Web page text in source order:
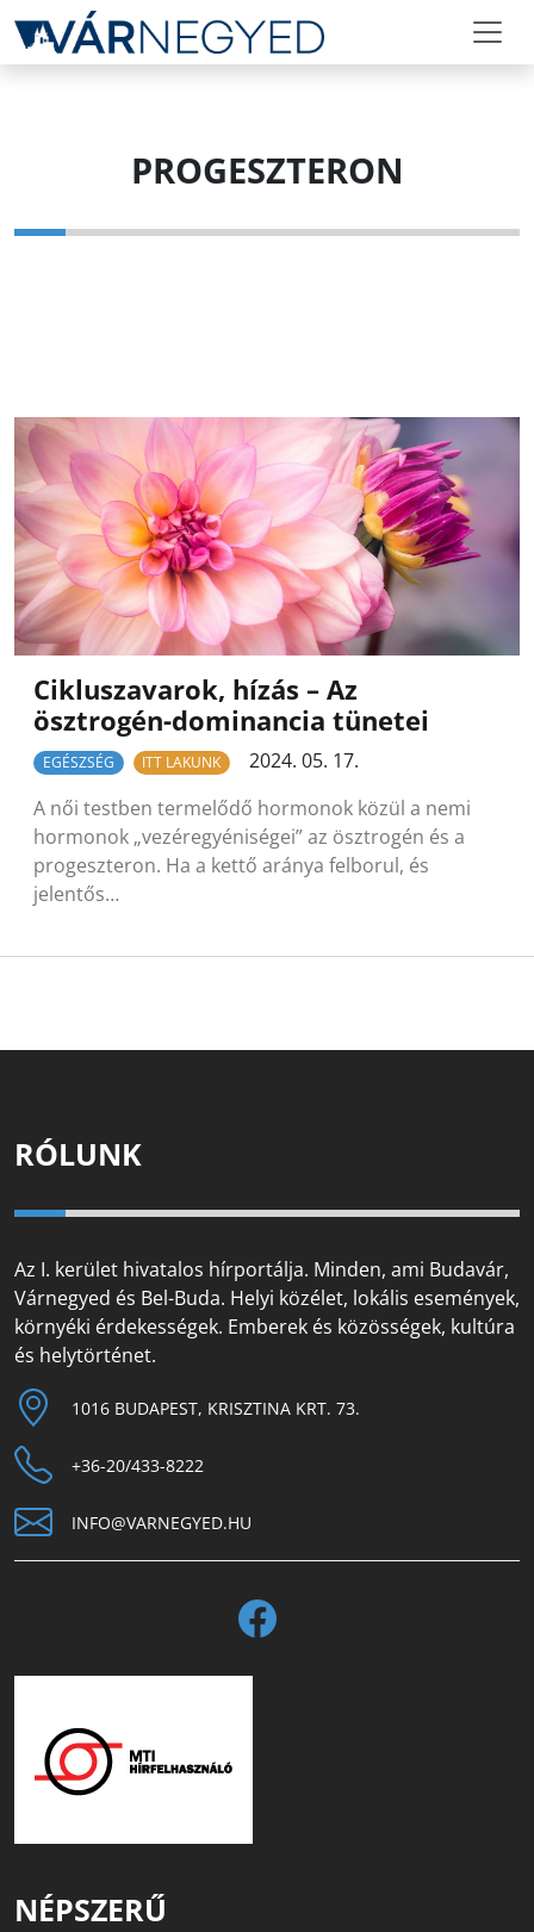
PROGESZTERON
Cikluszavarok, hízás – Az
ösztrogén-dominancia tünetei
EGÉSZSÉG ITT LAKUNK
2024. 05. 17.
A női testben termelődő hormonok közül a nemi
hormonok „vezéregyéniségei” az ösztrogén és a
progeszteron. Ha a kettő aránya felborul, és
jelentős…
RÓLUNK
Az I. kerület hivatalos hírportálja. Minden, ami Budavár,
Várnegyed és Bel-Buda. Helyi közélet, lokális események,
környéki érdekességek. Emberek és közösségek, kultúra
és helytörténet.
1016 BUDAPEST, KRISZTINA KRT. 73.
+36-20/433-8222
INFO@VARNEGYED.HU
NÉPSZERŰ